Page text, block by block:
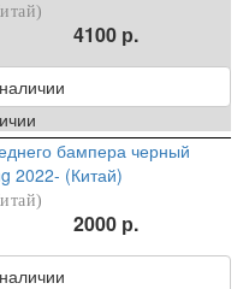
4100 р.
бампера черный
2022- (Китай)
2000 р.